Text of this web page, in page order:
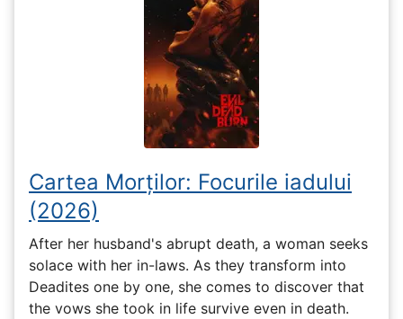
Cartea Morților: Focurile iadului
(2026)
After her husband's abrupt death, a woman seeks
solace with her in-laws. As they transform into
Deadites one by one, she comes to discover that
the vows she took in life survive even in death.